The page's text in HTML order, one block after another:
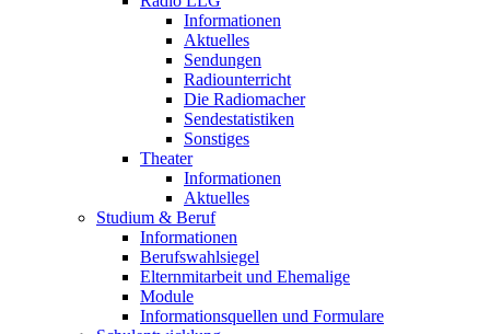
Informationen
Aktuelles
Sendungen
Radiounterricht
Die Radiomacher
Sendestatistiken
Sonstiges
Theater
Informationen
Aktuelles
Studium & Beruf
Informationen
Berufswahlsiegel
Elternmitarbeit und Ehemalige
Module
Informationsquellen und Formulare